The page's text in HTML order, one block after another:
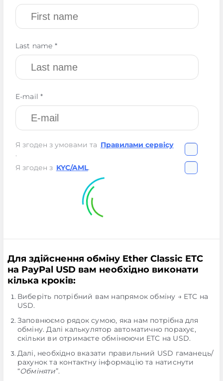
Last name *
E-mail *
Я згоден з умовами та Правилами сервісу
.
Я згоден з KYC/AML.
Для здійснення обміну Ether Classic ETC
на PayPal USD вам необхідно виконати
кілька кроків:
Виберіть потрібний вам напрямок обміну → ETC на
USD.
Заповнюємо рядок сумою, яка нам потрібна для
обміну. Далі калькулятор автоматично порахує,
скільки ви отримаєте обмінюючи ETC на USD.
Далі, необхідно вказати правильний USD гаманець/
рахунок та контактну інформацію та натиснути
“Обміняти”.